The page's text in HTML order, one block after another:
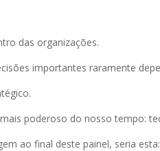
das organizações.
importantes raramente
poderoso do nosso tempo:
ao final deste painel, seria esta: